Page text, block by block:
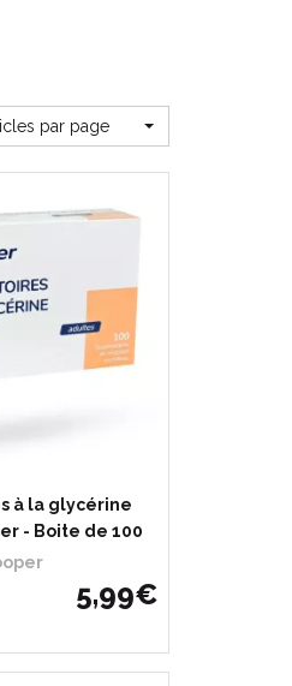
par page
à la glycérine
- Boite de 100
5,99€